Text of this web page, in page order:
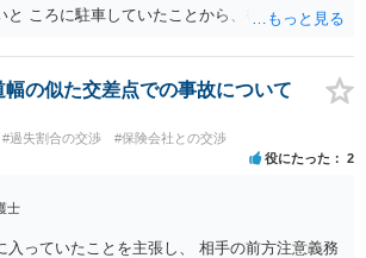
と ころに駐車していたことから、後退車両のさ
を鳴らす必要もあるでしょう。 駐車スペースで
ることの合図と して、補助ランプも点灯してお
ね。 ２割くらいは過失がありそうですね。 私見
の似た交差点での事故について
#過失割合の交渉 #保険会社との交渉
役にたった 2
士
入っていたことを主張し、 相手の前方注意義務